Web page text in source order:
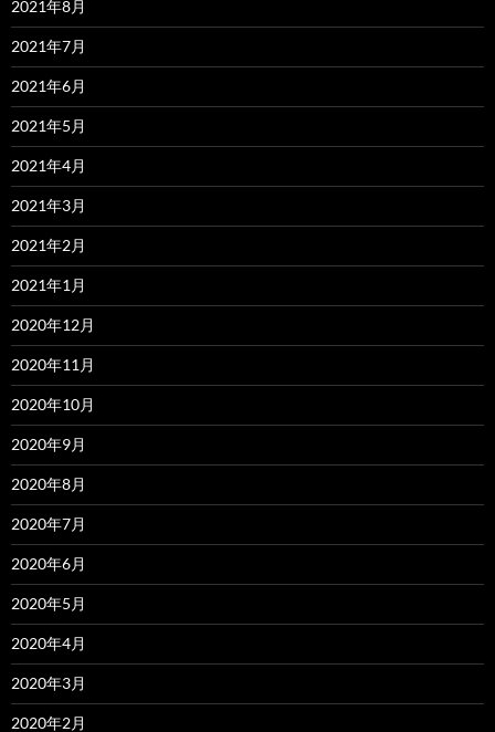
2021年8月
2021年7月
2021年6月
2021年5月
2021年4月
2021年3月
2021年2月
2021年1月
2020年12月
2020年11月
2020年10月
2020年9月
2020年8月
2020年7月
2020年6月
2020年5月
2020年4月
2020年3月
2020年2月